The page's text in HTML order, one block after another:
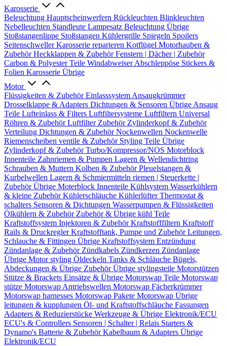
Karosserie
Beleuchtung Hauptscheinwerfern Rückleuchten Blinkleuchten
Nebelleuchten Standleute Lampesatz Beleuchtung Übrige
Stoßstangenlippe Stoßstangen Kühlergrille Spiegeln Spoilers
SeitenschwellerKarosserie reparieren Kotflügel Motorhauben &
ZubehörHeckklappen & ZubehörFenstern | Dächer | Zubehör
Carbon & Polyester Teile WindabweiserAbschleppöse Stickers &
Folien Karosserie Übrige
Motor
Flüssigkeiten & ZubehörEinlasssystem Ansaugkrümmer
Drosselklappe & Adapters Dichtungen & Sensoren Übrige Ansaug
Teile Lufteinlass & Filters Luftfiltersysteme Luftfiltern Universal
Röhren & ZubehörLuftfilter Zubehör Zylinderkopf & Zubehör
Verteilung Dichtungen & ZubehörNockenwellen Nockenwelle
Riemenscheiben ventile & Zubehör Styling Teile Übrige
Zylinderkopf & ZubehörTurbo/Kompressor/NOS Motorblock
Innenteile Zahnriemen & Pumpen Lagern & Wellendichtring
Schrauben & Muttern Kolben & ZubehörPleuelstangen &
Kurbelwellen Lagern & Schmiermitteln riemen | Steuerkette |
ZubehörÜbrige Moterblock Innenteile Kühlsystem Wasserkühlern
& kleine ZubehörKühlerschläuche KühlerlüfterThermostat &
schalters Sensoren & Dichtungen Wasserpumpen & Flüssigkeiten
Ölkühlern & Zubehör Zubehör & Übrige kühl Teile
Kraftstoffsystem Injektoren & ZubehörKraftstofffiltern Kraftstoff
Rails & DruckreglerKraftstofftank, Pumpe und ZubehörLeitungen,
Schlauche & Fittingen Übrige Kraftstoffsystem Entzündung
Zündanlage & Zubehör Zündkabels Zündkerzen Zündanlage
Übrige Motor styling Öldeckeln Tanks & Schläuche Bügels,
Abdeckungen & Übrige ZubehörÜbrige stylingsteile Motorstützen
Stütze & Brackets Einsätze & Übrige Motorswap Teile Motorswap
stütze Motorswap Antriebswellen Motorswap Fächerkrümmer
Motorswap harnesses Motorswap Pakete Motorswap Übrige
leitungen & kupplungen Öl- und Kraftstoffschläuche Fassungen
Adapters & Reduzierstücke Werkzeuge & Übrige Elektronik/ECU
ECU's & Controllers Sensoren | Schalter | Relais Starters &
Dynamo's Batterie & ZubehörKabelbaum & Adapters Übrige
Elektronik/ECU